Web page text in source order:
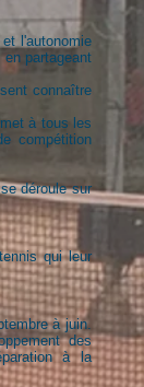
l'autonomie
partageant
connaître
à tous les
compétition
déroule sur
qui leur
à juin.
des
à la